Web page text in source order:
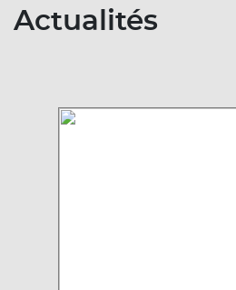
Actualités